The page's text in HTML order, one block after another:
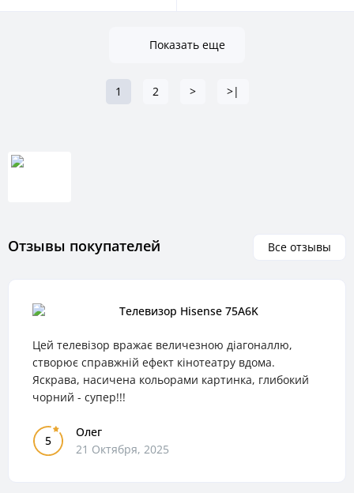
Показать еще
1 2 > >|
Отзывы покупателей Все отзывы
Телевизор Hisense 75A6K
Цей телевізор вражає величезною діагоналлю,
створює справжній ефект кінотеатру вдома.
Яскрава, насичена кольорами картинка, глибокий
чорний - супер!!!
5
Олег
21 Октября, 2025